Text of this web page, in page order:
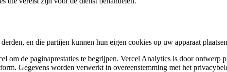
en die partijen kunnen hun eigen cookies op uw apparaat
om de paginaprestaties te begrijpen. Vercel Analytics is door
Gegevens worden verwerkt in overeenstemming met het